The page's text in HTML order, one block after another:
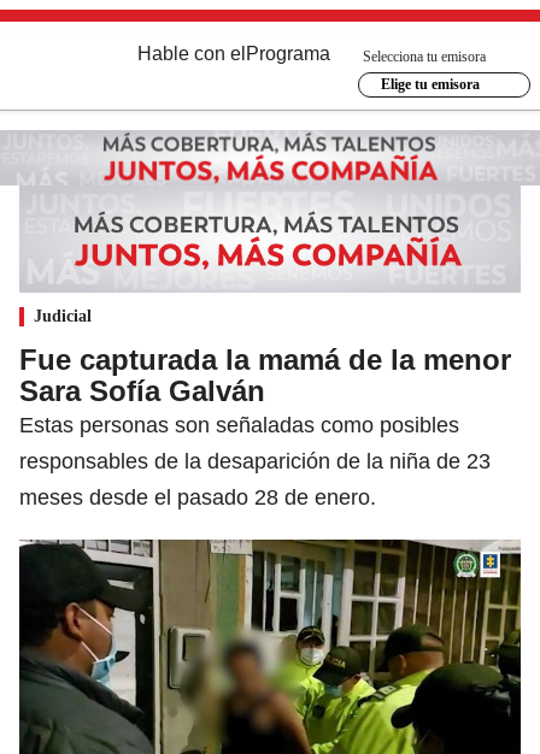
Hable con el Programa
Selecciona tu emisora
Elige tu emisora
Judicial
Fue capturada la mamá de la menor
Sara Sofía Galván
Estas personas son señaladas como posibles
responsables de la desaparición de la niña de 23
meses desde el pasado 28 de enero.